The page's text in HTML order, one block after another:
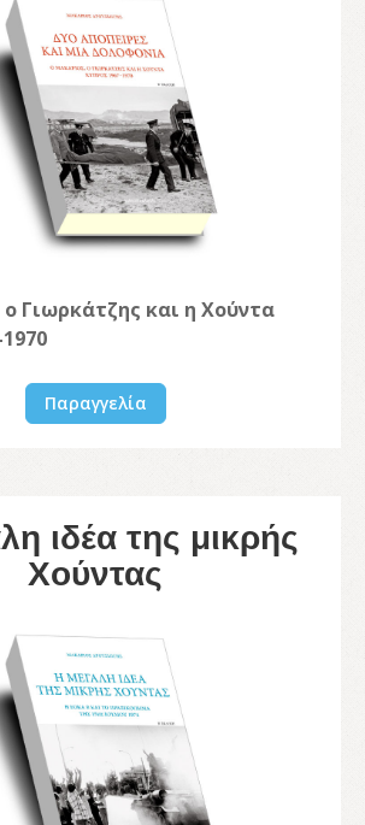
Γιωρκάτζης και η Χούντα
Παραγγελία
ιδέα της μικρής
Χούντας